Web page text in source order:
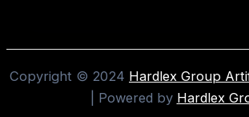
Copyright © 2024 Hardlex Group
| Powered by Hardlex